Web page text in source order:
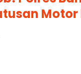
Motor